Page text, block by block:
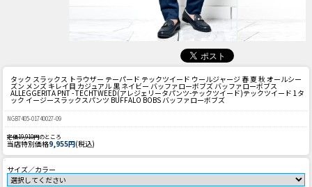
タック スラックス トラウザー テーパード テックツイード ウールジャージ 春 夏 秋 オールシー
ズン メンズ キレイ目 カジュアル 黒 ネイビー バッファローボブズ バッファローボブス
ALLEGGERITA PNT - TECHTWEED(アレジェリータパンツ-テックツイード)テックツイード 1タ
ック イージースラックスパンツ BUFFALO BOBS バッファローボブズ
NGB7405-01740027-09
定価19,910円のところ
当店特別価格9,955円(税込)
サイズ／カラー